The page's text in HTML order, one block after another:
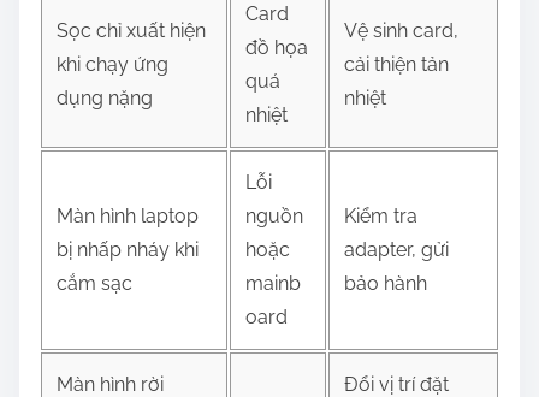
Sọc chỉ xuất hiện
khi chạy ứng
dụng nặng
Card
đồ họa
quá
nhiệt
Vệ sinh card,
cải thiện tản
nhiệt
Màn hình laptop
bị nhấp nháy khi
cắm sạc
Lỗi
nguồn
hoặc
mainb
oard
Kiểm tra
adapter, gửi
bảo hành
Màn hình rời
Đổi vị trí đặt